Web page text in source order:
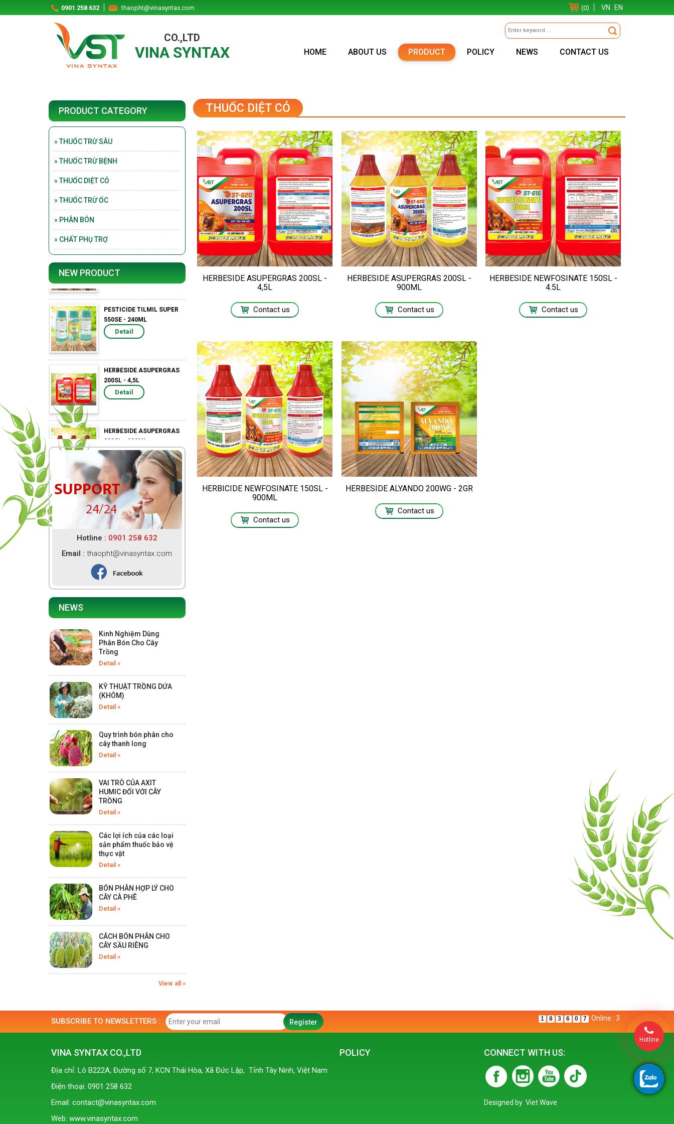
0901 258 632 thaopht@vinasyntax.com (0) VN EN
CO.,LTD
VINA SYNTAX HOME ABOUT US PRODUCT POLICY NEWS CONTACT US
PRODUCT CATEGORY
» THUỐC TRỪ SÂU
» THUỐC TRỪ BỆNH
» THUỐC DIỆT CỎ
» THUỐC TRỪ ỐC
» PHÂN BÓN
» CHẤT PHỤ TRỢ
NEW PRODUCT
PESTICIDE TVPYMEDA
350WP - 100GR
PESTICIDE AFUDAN 20SC -
450ML
PESTICIDE MEKONG VIL
5SC - 1L
- 250ML
Detail
Detail
Detail
Detail
PESTICIDE USA SNAIL
700WP - 100GR
Detail
PESTICIDE ATINTIN 400EC
Detail
PESTICIDE APOLO - 480ML
Detail
PESTICIDE MEKONG VIL
5SC - 1L
Detail
PESTICIDE YAPOKO 250SC
- 250ML
Detail
PESTICIDE TILMIL SUPER
550SE - 240ML
200SL - 4,5L
HERBESIDE ASUPERGRAS
200SL - 900ML
PESTICIDE USA SNAIL
Detail
Hotline : 0901 258 632
Email :thaopht@vinasyntax.com
NEWS
Kinh Nghiệm Dùng
Phân Bón Cho Cây
Trồng
Detail »
KỸ THUẬT TRỒNG DỨA
(KHÓM)
Detail »
Quy trình bón phân cho
cây thanh long
Detail »
VAI TRÒ CỦA AXIT
HUMIC ĐỐI VỚI CÂY
TRỒNG
Detail »
Các lợi ích của các loại
sản phẩm thuốc bảo vệ
thực vật
Detail »
BÓN PHÂN HỢP LÝ CHO
CÂY CÀ PHÊ
Detail »
CÁCH BÓN PHÂN CHO
CÂY SẦU RIÊNG
Detail »
View all »
THUỐC DIỆT CỎ
HERBESIDE ASUPERGRAS 200SL -
4,5L
Contact us
HERBESIDE ASUPERGRAS 200SL -
900ML
Contact us
HERBESIDE NEWFOSINATE 150SL -
4.5L
Contact us
HERBICIDE NEWFOSINATE 150SL -
900ML
Contact us
HERBESIDE ALYANDO 200WG - 2GR
Contact us
SUBSCRIBE TO NEWSLETTERS : 1 8 3 6 0 7 Online : 3
VINA SYNTAX CO.,LTD
Địa chỉ: Lô B222A, Đường số 7, KCN Thái Hòa, Xã Đức Lập, Tỉnh Tây Ninh, Việt Nam
Điện thoại: 0901 258 632
Email: contact@vinasyntax.com
Web: www.vinasyntax.com
POLICY CONNECT WITH US:
Designed by Viet Wave
Hotline